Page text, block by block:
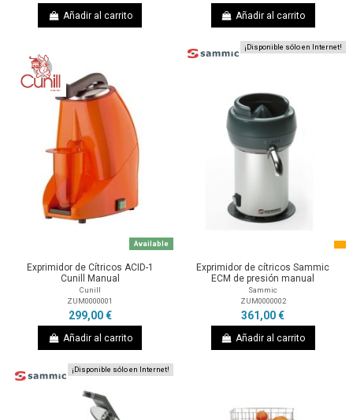
Añadir al carrito Añadir al carrito
Available
Exprimidor de Cítricos ACID-1
Cunill Manual
Cunill
ZUM0000001
299,00 €
Añadir al carrito
¡Disponible sólo en Internet!
Exprimidor de cítricos Sammic
ECM de presión manual
Sammic
ZUM0000002
361,00 €
Añadir al carrito
¡Disponible sólo en Internet!